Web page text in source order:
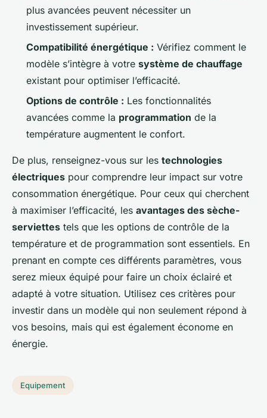
plus avancées peuvent nécessiter un
investissement supérieur.
Compatibilité énergétique : Vérifiez comment le
modèle s’intègre à votre système de chauffage
existant pour optimiser l’efficacité.
Options de contrôle : Les fonctionnalités
avancées comme la programmation de la
température augmentent le confort.
De plus, renseignez-vous sur les technologies
électriques pour comprendre leur impact sur votre
consommation énergétique. Pour ceux qui cherchent
à maximiser l’efficacité, les avantages des sèche-
serviettes tels que les options de contrôle de la
température et de programmation sont essentiels. En
prenant en compte ces différents paramètres, vous
serez mieux équipé pour faire un choix éclairé et
adapté à votre situation. Utilisez ces critères pour
investir dans un modèle qui non seulement répond à
vos besoins, mais qui est également économe en
énergie.
Equipement